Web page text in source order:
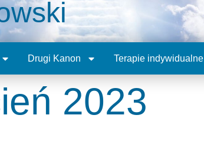
Drugi Kanon Terapie indywidualne
2023